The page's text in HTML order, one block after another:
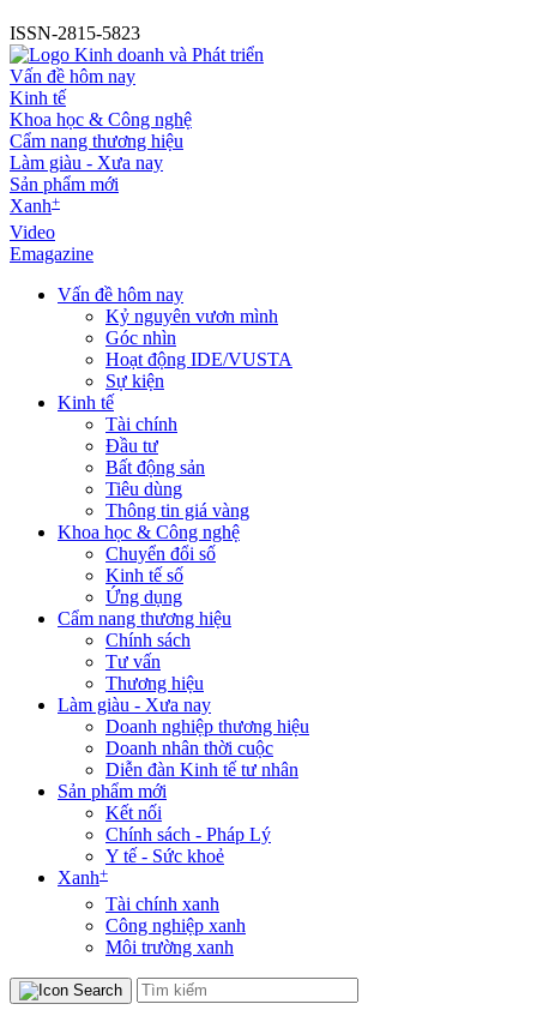
ISSN-2815-5823
Vấn đề hôm nay
Kinh tế
Khoa học & Công nghệ
Cẩm nang thương hiệu
Làm giàu - Xưa nay
Sản phẩm mới
Xanh+
Video
Emagazine
Vấn đề hôm nay
Kỷ nguyên vươn mình
Góc nhìn
Hoạt động IDE/VUSTA
Sự kiện
Kinh tế
Tài chính
Đầu tư
Bất động sản
Tiêu dùng
Thông tin giá vàng
Khoa học & Công nghệ
Chuyển đổi số
Kinh tế số
Ứng dụng
Cẩm nang thương hiệu
Chính sách
Tư vấn
Thương hiệu
Làm giàu - Xưa nay
Doanh nghiệp thương hiệu
Doanh nhân thời cuộc
Diễn đàn Kinh tế tư nhân
Sản phẩm mới
Kết nối
Chính sách - Pháp Lý
Y tế - Sức khoẻ
Xanh+
Tài chính xanh
Công nghiệp xanh
Môi trường xanh